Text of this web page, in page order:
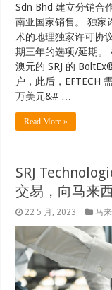
Sdn Bhd 建立分销合
南亚国家销售。 独家
术的地理独家许可协
期三年的选项/延期。
澳元的 SRJ 的
户，此后，EFTECH
万美元&# …
Read More »
SRJ
交易，向马来
22 5 月, 2023 马